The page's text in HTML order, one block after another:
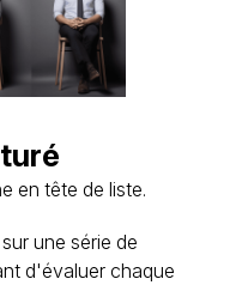
en tête de liste.
une série de
d'évaluer chaque